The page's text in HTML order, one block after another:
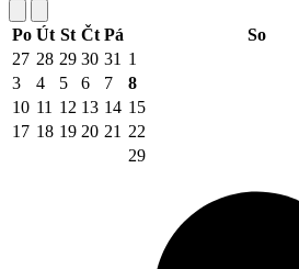
Po Út St Čt Pá So
27 28 29 30 31 1
3
4 5 6 7 8
10 11 12 13 14 15
17 18 19 20 21 22
29